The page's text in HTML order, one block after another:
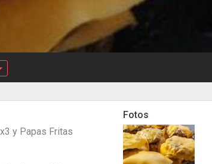
y Papas Fritas
Fotos